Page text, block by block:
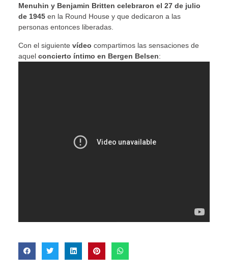
Menuhin y Benjamin Britten celebraron el 27 de julio
de 1945en la Round House y que dedicaron a las
personas entonces liberadas.
Con el siguiente vídeo compartimos las sensaciones de
aquel concierto íntimo en Bergen Belsen: